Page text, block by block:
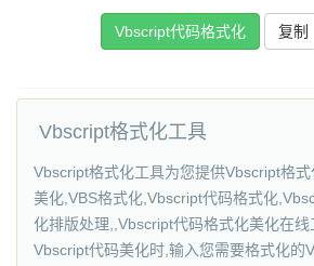
Vbscript代码格式化 复制
Vbscript格式化工具
Vbscript格式化工具为您提供Vbscript格
美化,VBS格式化,Vbscript代码格式化
化排版处理,,Vbscript代码格式化美化在线
Vbscript代码美化时,输入您需要格式化的